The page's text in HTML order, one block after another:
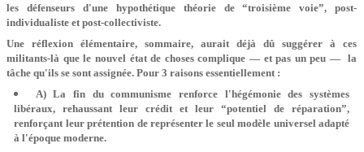
les défenseurs d'une hypothétique théorie de “troisième voie”, post-
individualiste et post-collectiviste.
Une réflexion élémentaire, sommaire, aurait déjà dû suggérer à ces
militants-là que le nouvel état de choses complique — et pas un peu — la
tâche qu'ils se sont assignée. Pour 3 raisons essentiellement :
A) La fin du communisme renforce l'hégémonie des systèmes
libéraux, rehaussant leur crédit et leur “potentiel de réparation”,
renforçant leur prétention de représenter le seul modèle universel adapté
à l'époque moderne.